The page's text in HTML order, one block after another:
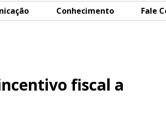
Conhecimento Fale
fiscal a